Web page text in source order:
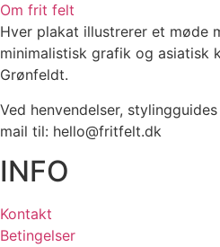
Om frit felt
Hver plakat illustrerer et møde
minimalistisk grafik og asiatisk
Grønfeldt.
Ved henvendelser,
mail til: hello@fritfelt.dk
INFO
Kontakt
Betingelser